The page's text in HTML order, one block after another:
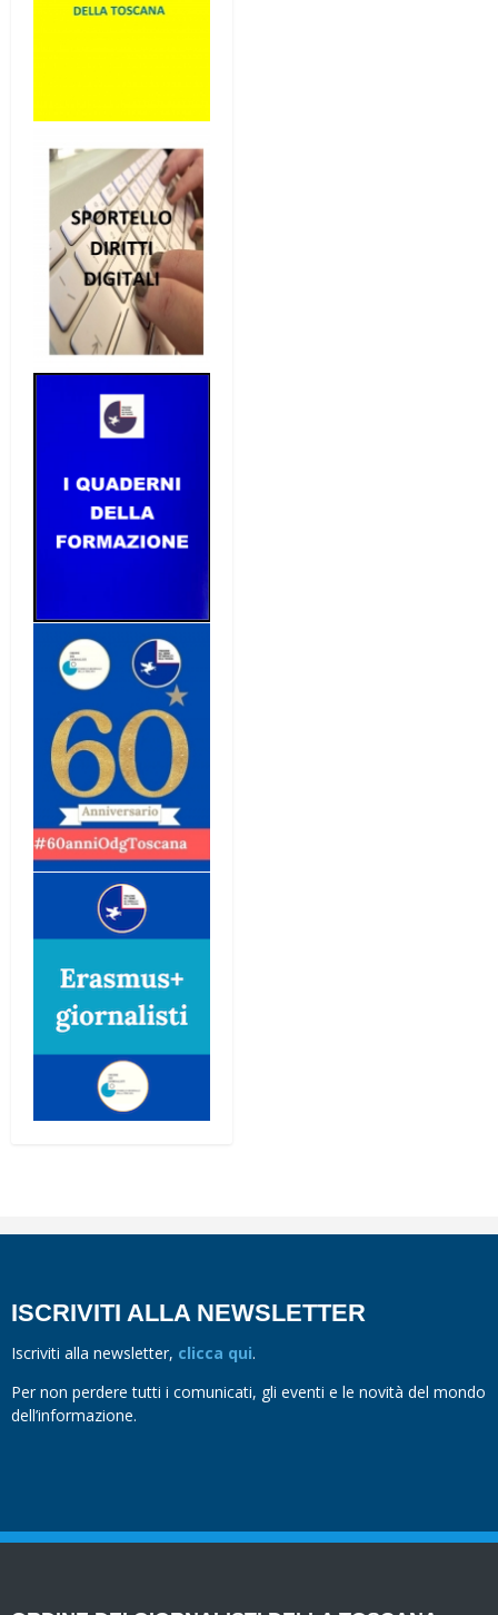
ISCRIVITI ALLA NEWSLETTER
Iscriviti alla newsletter, clicca qui.
Per non perdere tutti i comunicati, gli eventi e le novità del mondo
dell’informazione.